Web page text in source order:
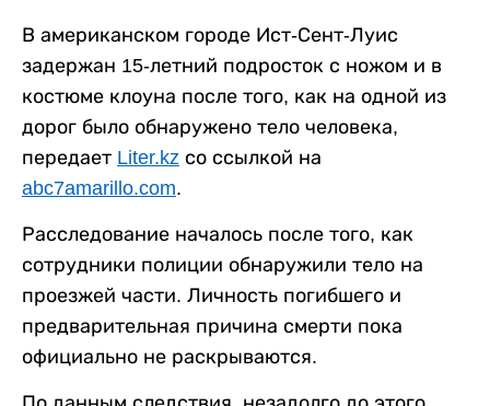
В американском городе Ист-Сент-Луис
задержан 15-летний подросток с ножом и в
костюме клоуна после того, как на одной из
дорог было обнаружено тело человека,
передает Liter.kz со ссылкой на
abc7amarillo.com.
Расследование началось после того, как
сотрудники полиции обнаружили тело на
проезжей части. Личность погибшего и
предварительная причина смерти пока
официально не раскрываются.